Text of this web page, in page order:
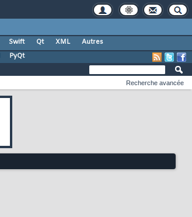
Swift Qt XML
Autres
PyQt
Recherche avancée